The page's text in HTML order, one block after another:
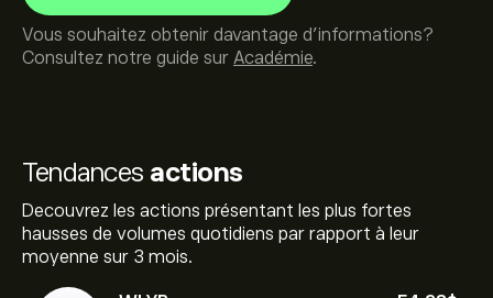
Tendances actions
Decouvrez les actions présentant les plus fortes
hausses de volumes quotidiens par rapport à leur
moyenne sur 3 mois.
Vous souhaitez obtenir davantage d'informations?
Consultez notre guide sur Académie.